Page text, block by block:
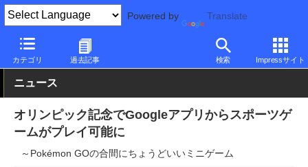
Powered by Translate
カテゴリ 過去記事 検索 Impressサイト
PC Watch ソフトウェア/アプリ 他ソフト/アプリ 新機能
ニュース
オリンピック記念でGoogleアプリからスポーツゲ
ームがプレイ可能に
～Pokémon GOの合間にちょうどいいミニゲーム